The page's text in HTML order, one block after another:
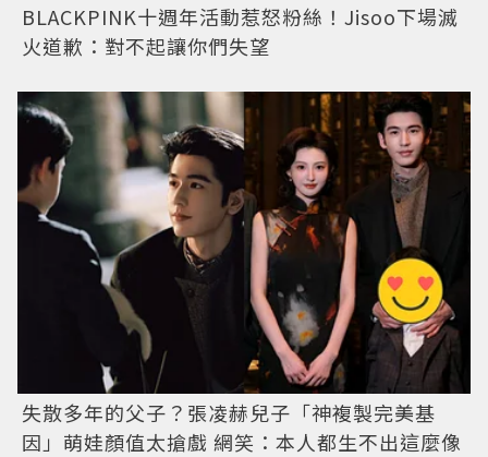
BLACKPINK十週年活動惹怒粉絲！Jisoo下場滅
火道歉：對不起讓你們失望
失散多年的父子？張凌赫兒子「神複製完美基
因」萌娃顏值太搶戲 網笑：本人都生不出這麼像